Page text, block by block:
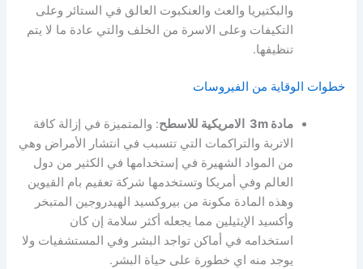
والبكتيريا والعث والعنكبوت العالق في الستائر وعلى
التكيفات وعلى الاسرة من الخلف والتي عادة ما لا يتم
تنظيفها.
خطوات الوقاية من الفيروسات
مادة 3m الامريكية للاسطح
: والمتميزة في إزالة كافة
الاتربة والتراكمات التي تتسبب في انتشار الأمراض وهي
من المواد الشهيرة في إستخدامها في الكثير من دول
العالم وفي أمريكا وتستخدمها شركة تعقيم بام القيوين
وهذه المادة مكونة من بيروكسيد الهيدروجين المتبخر
وأكسيد الإيثيلين مما يجعله أكثر سلامة إن كان
استخدامه في أماكن تواجد البشر وفي المستشفيات ولا
يوجد منه اي خطورة على حياة البشر.